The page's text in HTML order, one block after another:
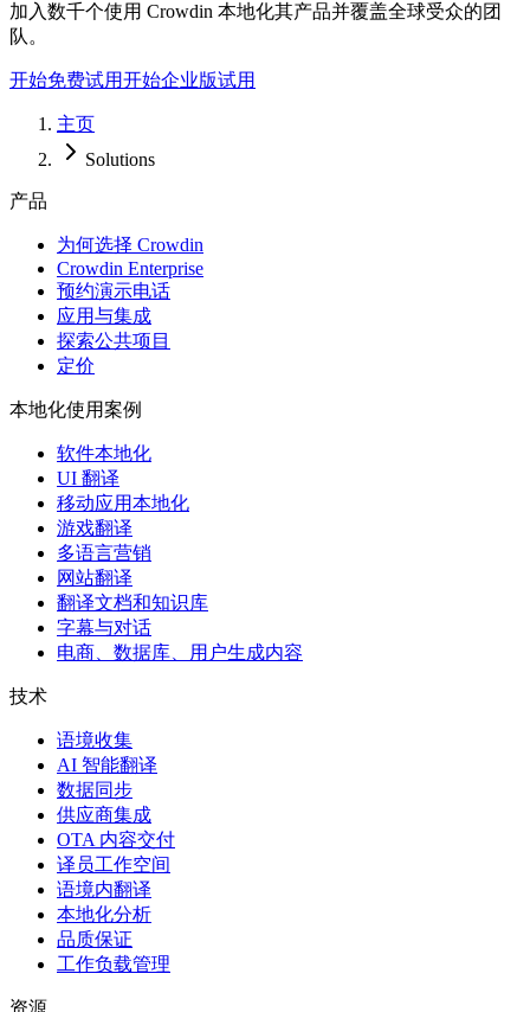
加入数千个使用 Crowdin 本地化其产品并覆盖全球受众的团
队。
开始免费试用开始企业版试用
主页
Solutions
产品
为何选择 Crowdin
Crowdin Enterprise
预约演示电话
应用与集成
探索公共项目
定价
本地化使用案例
软件本地化
UI 翻译
移动应用本地化
游戏翻译
多语言营销
网站翻译
翻译文档和知识库
字幕与对话
电商、数据库、用户生成内容
技术
语境收集
AI 智能翻译
数据同步
供应商集成
OTA 内容交付
译员工作空间
语境内翻译
本地化分析
品质保证
工作负载管理
资源